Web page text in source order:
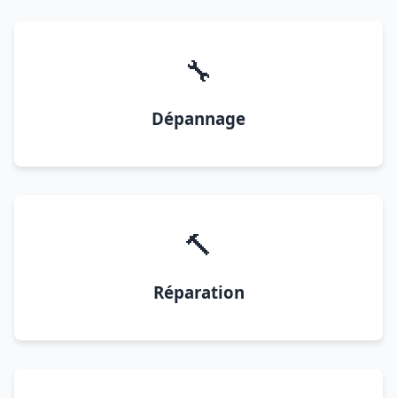
🔧
Dépannage
🔨
Réparation